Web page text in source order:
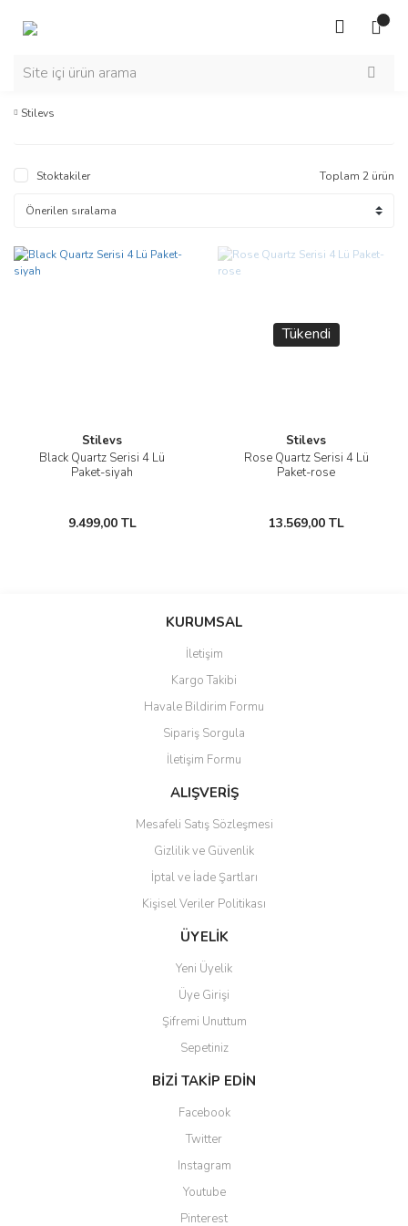
Stilevs
Stoktakiler Toplam 2 ürün
Stilevs
Black Quartz Serisi 4 Lü
Paket-siyah
9.499,00 TL
Tükendi
Stilevs
Rose Quartz Serisi 4 Lü
Paket-rose
13.569,00 TL
KURUMSAL
İletişim
Kargo Takibi
Havale Bildirim Formu
Sipariş Sorgula
İletişim Formu
ALIŞVERİŞ
Mesafeli Satış Sözleşmesi
Gizlilik ve Güvenlik
İptal ve İade Şartları
Kişisel Veriler Politikası
ÜYELİK
Yeni Üyelik
Üye Girişi
Şifremi Unuttum
Sepetiniz
BİZİ TAKİP EDİN
Facebook
Twitter
Instagram
Youtube
Pinterest